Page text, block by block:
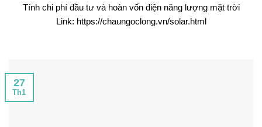
Tính chi phí đầu tư và hoàn vốn điện năng lượng mặt trời
Link: https://chaungoclong.vn/solar.html
27
Th1